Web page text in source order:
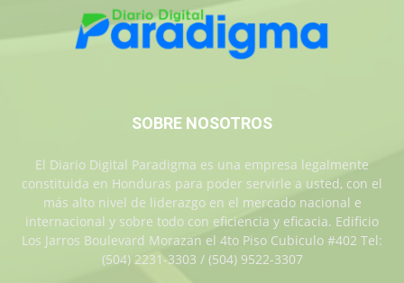
SOBRE NOSOTROS
El Diario Digital Paradigma es una empresa legalmente
constituida en Honduras para poder servirle a usted, con el
más alto nivel de liderazgo en el mercado nacional e
internacional y sobre todo con eficiencia y eficacia. Edificio
Los Jarros Boulevard Morazan el 4to Piso Cubiculo #402 Tel:
(504) 2231-3303 / (504) 9522-3307